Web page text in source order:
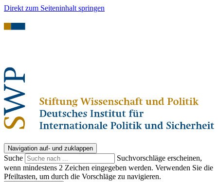
Direkt zum Seiteninhalt springen
Navigation auf- und zuklappen
Suche
Suchvorschläge erscheinen,
wenn mindestens 2 Zeichen eingegeben werden. Verwenden Sie die
Pfeiltasten, um durch die Vorschläge zu navigieren.